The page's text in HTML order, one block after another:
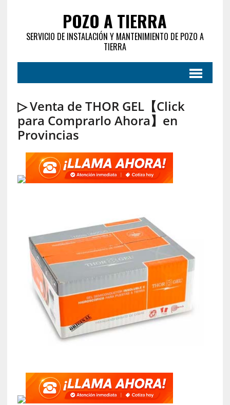
POZO A TIERRA
SERVICIO DE INSTALACIÓN Y MANTENIMIENTO DE POZO A
TIERRA
▷ Venta de THOR GEL【Click
para Comprarlo Ahora】en
Provincias